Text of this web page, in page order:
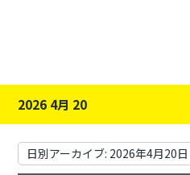
2026 4月 20
日別アーカイブ: 2026年4月20日